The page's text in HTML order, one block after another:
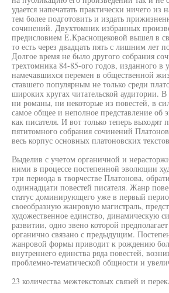
удается напечатать практически ничего из
тем более подготовить и издать
сочинений. Двухтомник избранных
предисловием Е.Краснощековой вышел в
то есть через двадцать пять с лишним лет
Долгое время не было другого собрания
трехтомника 84-85-ого годов, изданного в
намечавшихся перемен в общественной
ставшего популярным не только среди
широких кругах читательской аудитории.
ни романы, ни некоторые из повестей, в
самое общее и неполное представление об
как писателя. И вот только теперь выходят
пятитомного собрания сочинений
весь корпус основных платоновских
Выделив с учетом органичной и
ними в процессе постепенной эволюции
три периода в творчестве Платонова,
одиннадцати повестей писателя. Жанр
статус доминирующего уже в первый
своеобразную жанровую магистраль,
художественное единство, динамическую
развитии, одно звено которой
органично связано с предыдущим.
жанровой формы приводит к рождению
внутреннего единства ряда повестей,
проблемно-тематической общности и
23 количества межтекстовых связей и